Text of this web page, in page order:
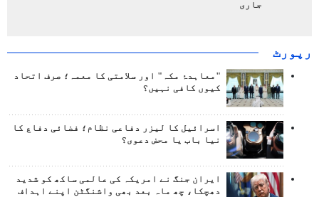
جاری
رپورٹ
"معاہدۂ مکہ" اور سلامتی کا معمہ؛ صرف اتحاد
کیوں کافی نہیں؟
اسرائیل کا لیزر دفاعی نظام؛ فضائی دفاع کا
نیا باب یا محض دعوی؟
ایران جنگ نے امریکہ کی عالمی ساکھ کو شدید
دھچکا، چھ ماہ بعد بھی واشنگٹن اپنے اہداف